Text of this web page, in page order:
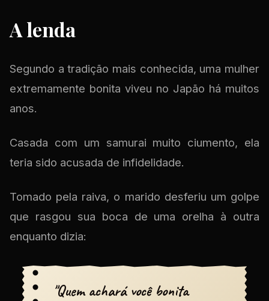
A lenda
Segundo a tradição mais conhecida, uma mulher
extremamente bonita viveu no Japão há muitos
anos.
Casada com um samurai muito ciumento, ela
teria sido acusada de infidelidade.
Tomado pela raiva, o marido desferiu um golpe
que rasgou sua boca de uma orelha à outra
enquanto dizia:
"Quem achará você bonita